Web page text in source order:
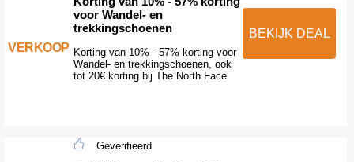
VERKOOP
voor Wandel- en
trekkingschoenen
Korting van 10% - 57% korting voor
Wandel- en trekkingschoenen, ook
tot 20€ korting bij The North Face
BEKIJK DEAL
Geverifieerd